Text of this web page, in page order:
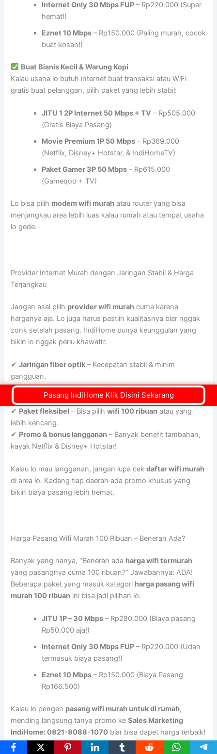
Internet Only 30 Mbps FUP – Rp220.000 (Super
hemat!)
Eznet 10 Mbps – Rp150.000 (Paling murah, cocok
buat kosan!)
Buat Bisnis Kecil & Warung Kopi
Kalau usaha lo butuh internet buat transaksi atau WiFi
gratis buat pelanggan, pilih paket yang lebih stabil:
JITU 1 2P Internet 50 Mbps + TV – Rp505.000
(Gratis Biaya Pasang)
Movie Premium 1P 50 Mbps – Rp369.000
(Netflix, Disney+ Hotstar, & IndiHomeTV)
Paket Gamer 3P 50 Mbps – Rp615.000
(Gameqoo + TV)
Lo bisa pilih modem wifi murah atau router yang bisa
menjangkau area lebih luas kalau rumah atau tempat usaha
lo gede.
Provider Internet Murah dengan Jaringan Stabil & Harga
Terjangkau
Jangan asal pilih provider wifi murah cuma karena
harganya aja. Lo juga harus pastiin kualitasnya biar nggak
zonk setelah pasang. IndiHome punya keunggulan yang
bikin lo nggak perlu khawatir:
✔Jaringan fiber optik – Kecepatan stabil & minim
gangguan.
✔Layanan pelanggan 24 jam– Ada kendala? IndiHome
siap bantu kapan aja.
✔ Paket fleksibel – Bisa pilihwifi 100 ribuan atau yang
lebih kencang.
✔ Promo & bonus langganan – Banyak benefit tambahan,
kayak Netflix & Disney+ Hotstar!
Kalau lo mau langganan, jangan lupa cekdaftar wifi murah
di area lo. Kadang tiap daerah ada promo khusus yang
bikin biaya pasang lebih hemat.
Harga Pasang Wifi Murah 100 Ribuan – Beneran Ada?
Banyak yang nanya, “Beneran ada harga wifi termurah
yang pasangnya cuma 100 ribuan?” Jawabannya: ADA!
Beberapa paket yang masuk kategori harga pasang wifi
murah 100 ribuan ini bisa jadi pilihan lo:
JITU 1P – 30 Mbps – Rp280.000 (Biaya pasang
Rp50.000 aja!)
Internet Only 30 Mbps FUP – Rp220.000 (Udah
termasuk biaya pasang!)
Eznet 10 Mbps – Rp150.000 (Biaya Pasang
Rp166.500)
Kalau lo pengen pasang wifi murah untuk di rumah,
mending langsung tanya promo keSales Marketing
IndiHome: 0821-8088-1070 biar bisa dapet harga terbaik!
Pasang IndiHome Klik Disini Sekarang